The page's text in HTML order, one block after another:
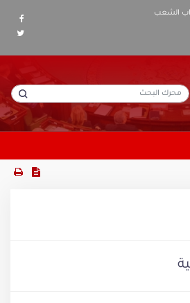
الشعب